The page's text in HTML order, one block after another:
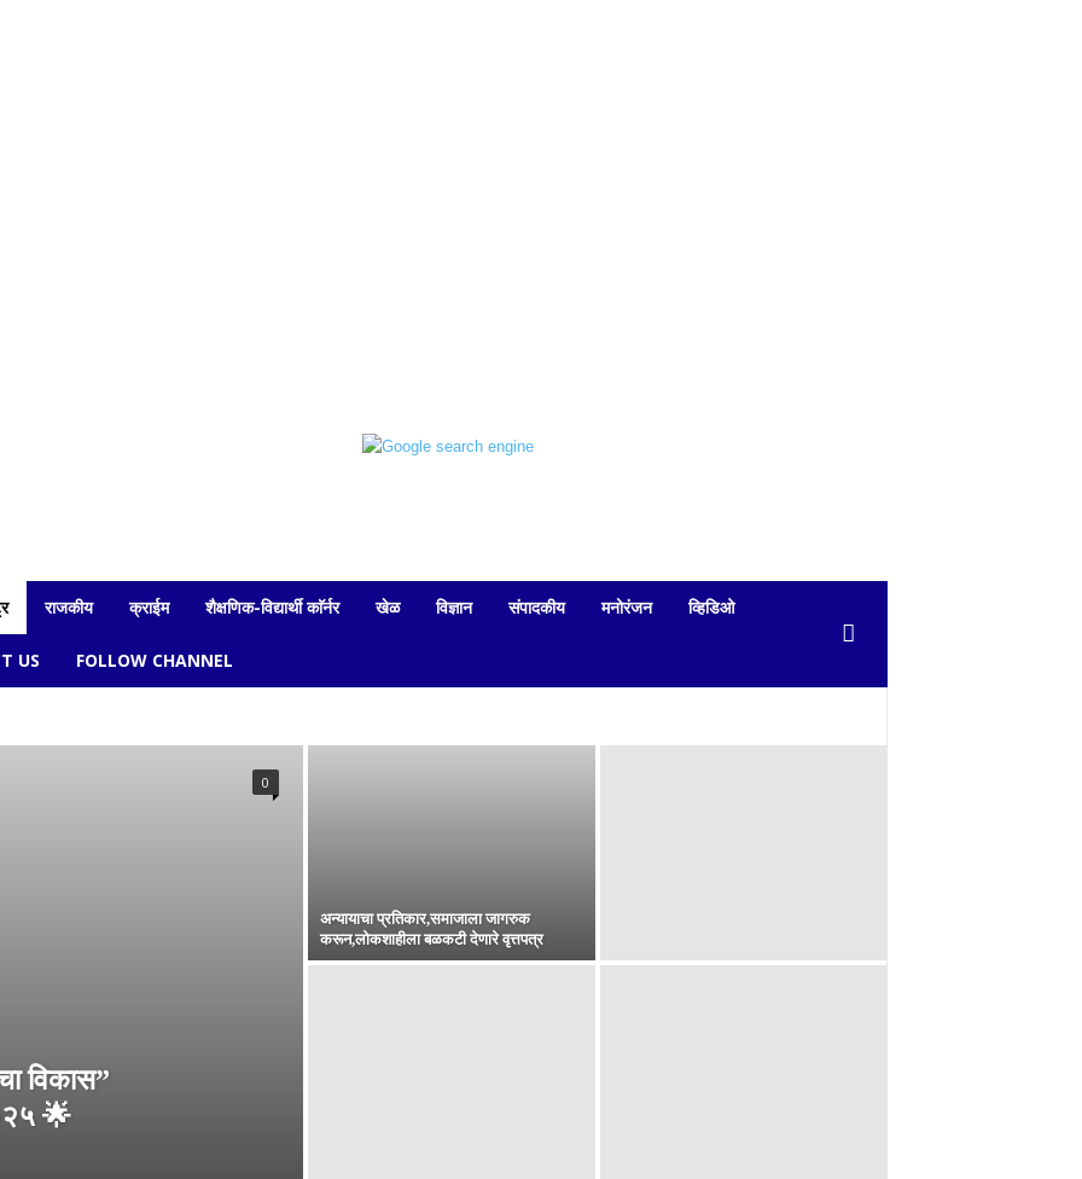
राजकीय क्राईम शैक्षणिक-विद्यार्थी काॅर्नर खेळ विज्ञान संपादकीय मनोरंजन व्हिडिओ
US FOLLOW CHANNEL
विकास”
🌟
0
अन्यायाचा प्रतिकार,समाजाला जागरुक
करून,लोकशाहीला बळकटी देणारे वृत्तपत्र